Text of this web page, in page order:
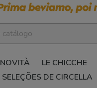
NOVITÀ LE CHICCHE
SELEÇÕES DE CIRCELLA